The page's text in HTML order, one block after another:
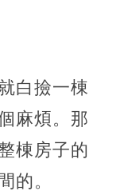
白撿一棟
麻煩。那
棟房子的
的。